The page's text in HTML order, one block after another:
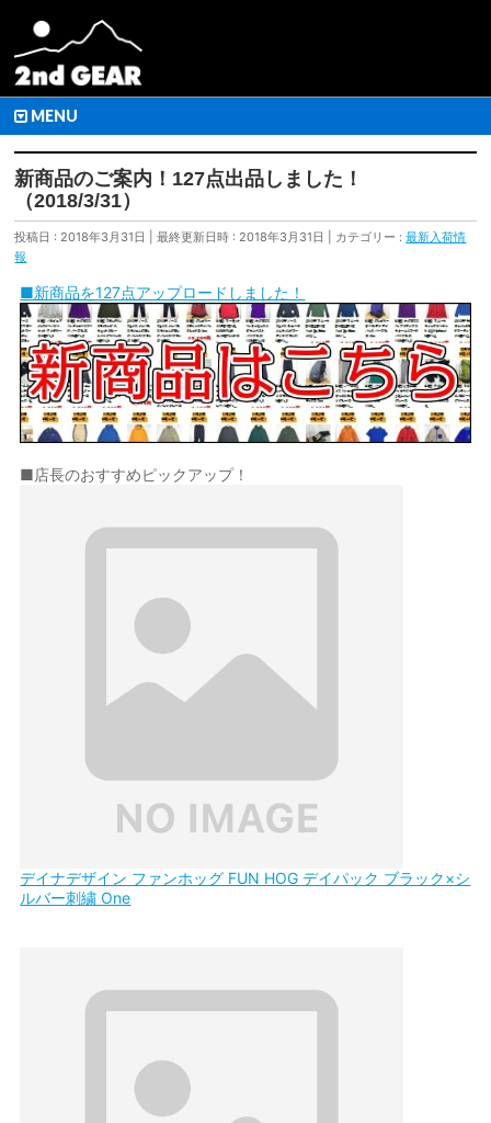
MENU
新商品のご案内！127点出品しました！
（2018/3/31）
投稿日 : 2018年3月31日 最終更新日時 : 2018年3月31日 カテゴリー :最新入荷情
報
■新商品を127点アップロードしました！
■店長のおすすめピックアップ！
デイナデザイン ファンホッグ FUN HOG デイパック ブラック×シ
ルバー刺繍 One